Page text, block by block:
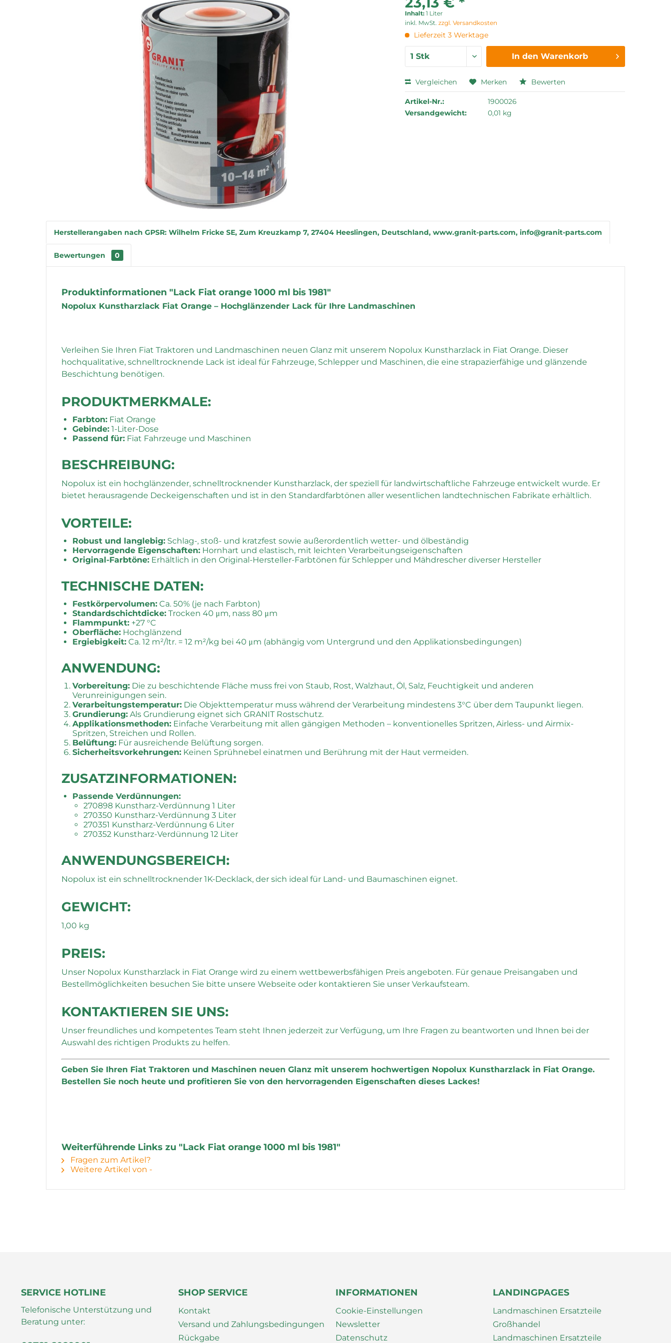
Inhalt:1 Liter
inkl. MwSt.zzgl. Versandkosten
Lieferzeit 3 Werktage
In den Warenkorb
Vergleichen Merken Bewerten
Artikel-Nr.:
1900026
Versandgewicht:
0,01 kg
Herstellerangaben nach GPSR: Wilhelm Fricke SE, Zum Kreuzkamp 7, 27404 Heeslingen, Deutschland, www.granit-parts.com, info@granit-parts.com
Bewertungen 0
Produktinformationen "Lack Fiat orange 1000 ml bis 1981"
Nopolux Kunstharzlack Fiat Orange – Hochglänzender Lack für Ihre Landmaschinen
Verleihen Sie Ihren Fiat Traktoren und Landmaschinen neuen Glanz mit unserem Nopolux Kunstharzlack in Fiat Orange. Dieser
hochqualitative, schnelltrocknende Lack ist ideal für Fahrzeuge, Schlepper und Maschinen, die eine strapazierfähige und glänzende
Beschichtung benötigen.
PRODUKTMERKMALE:
Farbton: Fiat Orange
Gebinde: 1-Liter-Dose
Passend für: Fiat Fahrzeuge und Maschinen
BESCHREIBUNG:
Nopolux ist ein hochglänzender, schnelltrocknender Kunstharzlack, der speziell für landwirtschaftliche Fahrzeuge entwickelt wurde. Er
bietet herausragende Deckeigenschaften und ist in den Standardfarbtönen aller wesentlichen landtechnischen Fabrikate erhältlich.
VORTEILE:
Robust und langlebig: Schlag-, stoß- und kratzfest sowie außerordentlich wetter- und ölbeständig
Hervorragende Eigenschaften: Hornhart und elastisch, mit leichten Verarbeitungseigenschaften
Original-Farbtöne: Erhältlich in den Original-Hersteller-Farbtönen für Schlepper und Mähdrescher diverser Hersteller
TECHNISCHE DATEN:
Festkörpervolumen: Ca. 50% (je nach Farbton)
Standardschichtdicke: Trocken 40 μm, nass 80 μm
Flammpunkt: +27 °C
Oberfläche: Hochglänzend
Ergiebigkeit: Ca. 12 m²/ltr. = 12 m²/kg bei 40 μm (abhängig vom Untergrund und den Applikationsbedingungen)
ANWENDUNG:
Vorbereitung: Die zu beschichtende Fläche muss frei von Staub, Rost, Walzhaut, Öl, Salz, Feuchtigkeit und anderen
Verunreinigungen sein.
Verarbeitungstemperatur: Die Objekttemperatur muss während der Verarbeitung mindestens 3°C über dem Taupunkt liegen.
Grundierung: Als Grundierung eignet sich GRANIT Rostschutz.
Applikationsmethoden: Einfache Verarbeitung mit allen gängigen Methoden – konventionelles Spritzen, Airless- und Airmix-
Spritzen, Streichen und Rollen.
Belüftung: Für ausreichende Belüftung sorgen.
Sicherheitsvorkehrungen: Keinen Sprühnebel einatmen und Berührung mit der Haut vermeiden.
ZUSATZINFORMATIONEN:
Passende Verdünnungen:
270898 Kunstharz-Verdünnung 1 Liter
270350 Kunstharz-Verdünnung 3 Liter
270351 Kunstharz-Verdünnung 6 Liter
270352 Kunstharz-Verdünnung 12 Liter
ANWENDUNGSBEREICH:
Nopolux ist ein schnelltrocknender 1K-Decklack, der sich ideal für Land- und Baumaschinen eignet.
GEWICHT:
1,00 kg
PREIS:
Unser Nopolux Kunstharzlack in Fiat Orange wird zu einem wettbewerbsfähigen Preis angeboten. Für genaue Preisangaben und
Bestellmöglichkeiten besuchen Sie bitte unsere Webseite oder kontaktieren Sie unser Verkaufsteam.
KONTAKTIEREN SIE UNS:
Unser freundliches und kompetentes Team steht Ihnen jederzeit zur Verfügung, um Ihre Fragen zu beantworten und Ihnen bei der
Auswahl des richtigen Produkts zu helfen.
Geben Sie Ihren Fiat Traktoren und Maschinen neuen Glanz mit unserem hochwertigen Nopolux Kunstharzlack in Fiat Orange.
Bestellen Sie noch heute und profitieren Sie von den hervorragenden Eigenschaften dieses Lackes!
Weiterführende Links zu "Lack Fiat orange 1000 ml bis 1981"
Fragen zum Artikel?
Weitere Artikel von -
SERVICE HOTLINE
Telefonische Unterstützung und
Beratung unter:
SHOP SERVICE
Kontakt
Versand und Zahlungsbedingungen
Rückgabe
INFORMATIONEN
Cookie-Einstellungen
Newsletter
Datenschutz
LANDINGPAGES
Landmaschinen Ersatzteile
Großhandel
Landmaschinen Ersatzteile